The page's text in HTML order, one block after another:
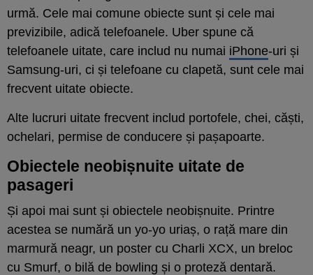
urmă. Cele mai comune obiecte sunt și cele mai
previzibile, adică telefoanele. Uber spune că
telefoanele uitate, care includ nu numai iPhone-uri și
Samsung-uri, ci și telefoane cu clapetă, sunt cele mai
frecvent uitate obiecte.
Alte lucruri uitate frecvent includ portofele, chei, căști,
ochelari, permise de conducere și pașapoarte.
Obiectele neobișnuite uitate de
pasageri
Și apoi mai sunt și obiectele neobișnuite. Printre
acestea se numără un yo-yo uriaș, o rață mare din
marmură neagr, un poster cu Charli XCX, un breloc
cu Smurf, o bilă de bowling și o proteză dentară.